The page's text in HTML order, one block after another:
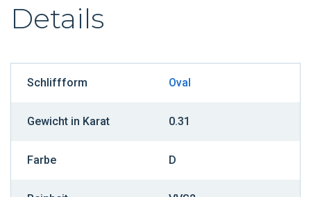
Details
Schliffform Oval
Gewicht in Karat 0.31
Farbe D